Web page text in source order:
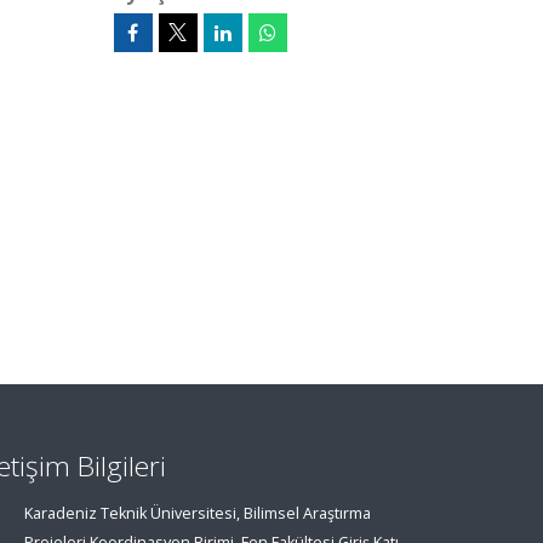
Bilgileri
Karadeniz Teknik Üniversitesi, Bilimsel Araştırma